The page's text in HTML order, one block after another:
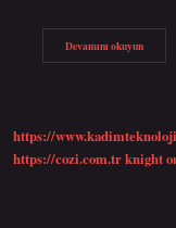
Devamını okuyun
Şinasi
https://
https://cozi.com.trknight